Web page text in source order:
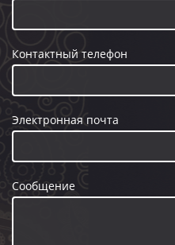
Контактный телефон
Электронная почта
Сообщение